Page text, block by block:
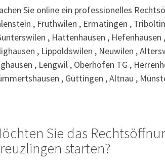
Sie online ein professionelles
, Fruthwilen , Ermatingen ,
, Hattenhausen ,
, Lippoldswilen , Neuwilen ,
, Lengwil , Oberhofen TG ,
, Güttingen , Altnau ,
Sie das
starten?